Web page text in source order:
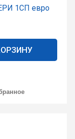
1СП евро